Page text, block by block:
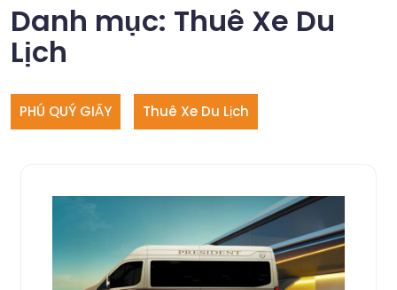
Danh mục: Thuê Xe Du
Lịch
PHÚ QUÝ GIẤY Thuê Xe Du Lịch